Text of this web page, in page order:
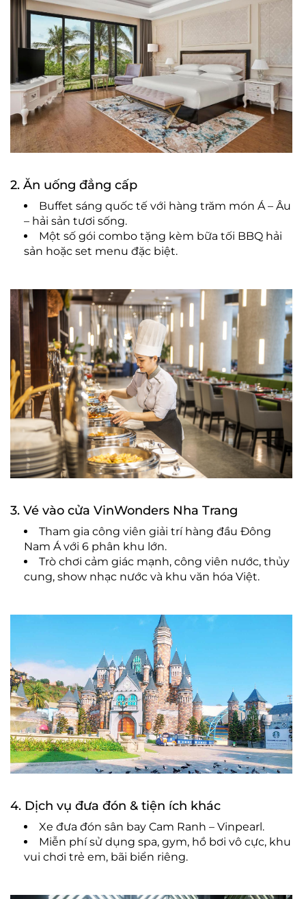
2. Ăn uống đẳng cấp
Buffet sáng quốc tế với hàng trăm món Á – Âu
– hải sản tươi sống.
Một số gói combo tặng kèm bữa tối BBQ hải
sản hoặc set menu đặc biệt.
3. Vé vào cửa VinWonders Nha Trang
Tham gia công viên giải trí hàng đầu Đông
Nam Á với 6 phân khu lớn.
Trò chơi cảm giác mạnh, công viên nước, thủy
cung, show nhạc nước và khu văn hóa Việt.
4. Dịch vụ đưa đón & tiện ích khác
Xe đưa đón sân bay Cam Ranh – Vinpearl.
Miễn phí sử dụng spa, gym, hồ bơi vô cực, khu
vui chơi trẻ em, bãi biển riêng.